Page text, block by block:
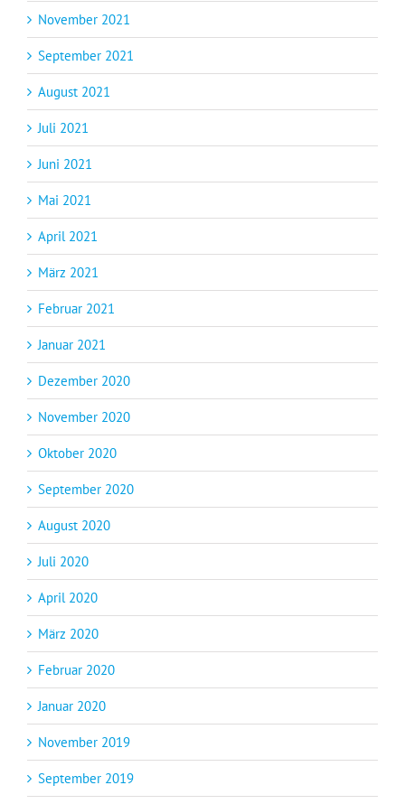
November 2021
September 2021
August 2021
Juli 2021
Juni 2021
Mai 2021
April 2021
März 2021
Februar 2021
Januar 2021
Dezember 2020
November 2020
Oktober 2020
September 2020
August 2020
Juli 2020
April 2020
März 2020
Februar 2020
Januar 2020
November 2019
September 2019